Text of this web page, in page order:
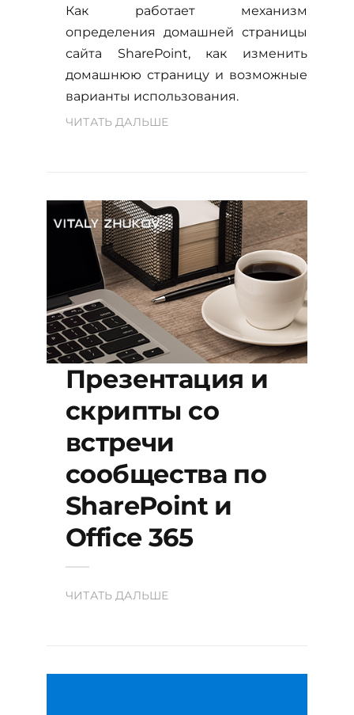
Как работает механизм
определения домашней страницы
сайта SharePoint, как изменить
домашнюю страницу и возможные
варианты использования.
ЧИТАТЬ ДАЛЬШЕ
Презентация и
скрипты со
встречи
сообщества по
SharePoint и
Office 365
ЧИТАТЬ ДАЛЬШЕ